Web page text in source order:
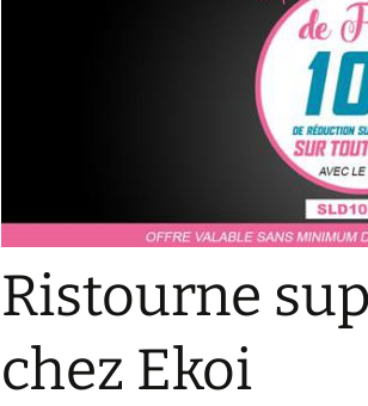
Ristourne
chez Ekoi